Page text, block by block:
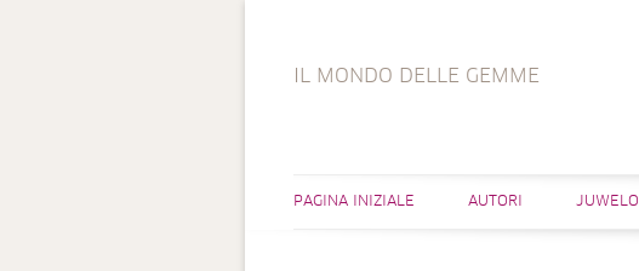
IL MONDO DELLE GEMME
PAGINA INIZIALE AUTORI JUWELO